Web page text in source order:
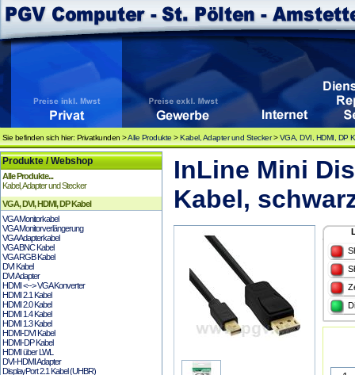
Sie befinden sich hier: Privatkunden >Alle Produkte >Kabel, Adapter und Stecker>VGA, DVI, HDMI, DP
Produkte / Webshop
Alle Produkte...
Kabel, Adapter und Stecker
VGA, DVI, HDMI, DP Kabel
VGA Monitorkabel
VGA Monitorverlängerung
VGA Adapterkabel
VGA BNC Kabel
VGA RGB Kabel
DVI Kabel
DVI Adapter
HDMI <--> VGA Konverter
HDMI 2.1 Kabel
HDMI 2.0 Kabel
HDMI 1.4 Kabel
HDMI 1.3 Kabel
HDMI-DVI Kabel
HDMI-DP Kabel
HDMI über LWL
DVI-HDMI Adapter
DisplayPort 2.1 Kabel (UHBR)
InLine Mini
Kabel,